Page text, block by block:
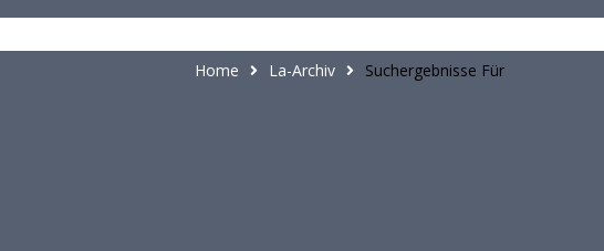
Home La-Archiv Suchergebnisse Für